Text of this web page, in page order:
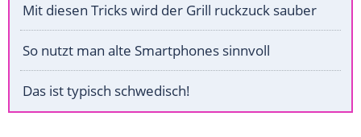
Mit diesen Tricks wird der Grill ruckzuck sauber
So nutzt man alte Smartphones sinnvoll
Das ist typisch schwedisch!